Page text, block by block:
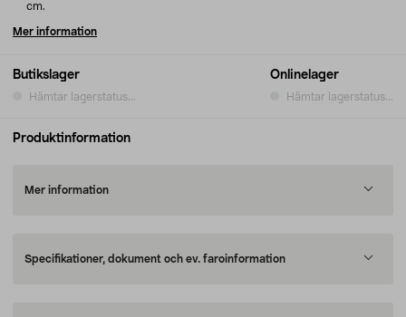
Butikslager
Hämtar lagerstatus...
Onlinelager
Hämtar lagerstatus...
cm.
Mer information
Produktinformation
Mer information
Specifikationer, dokument och ev. faroinformation